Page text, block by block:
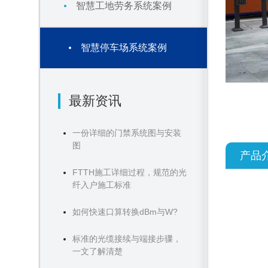
智慧工地劳务系统案例
智慧停车场系统案例
最新资讯
一份详细的门禁系统图与安装
图
FTTH施工详细过程，规范的光
纤入户施工标准
如何快速口算转换dBm与W?
标准的光缆接续与端接步骤，
一文了解清楚
产品